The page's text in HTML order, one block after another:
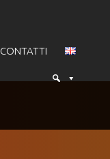
CONTATTI